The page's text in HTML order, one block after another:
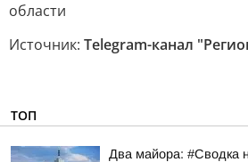
области
Источник: Telegram-канал
ТОП
Два майора: #Сводка